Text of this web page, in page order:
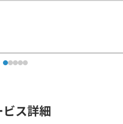
ス詳細